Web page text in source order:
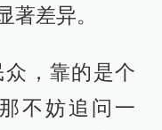
著差异。
，靠的是个
不妨追问一